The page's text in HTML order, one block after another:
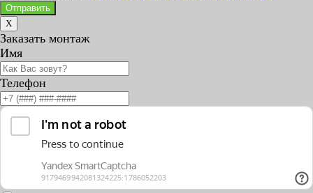
Отправить
X
Заказать монтаж
Имя
Телефон